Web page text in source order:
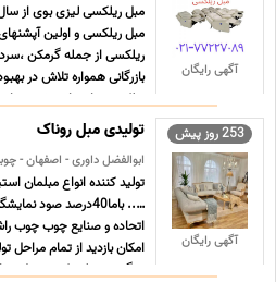
آگهی رایگان
مبل ریلکسی و اولین
ریلکسی از جمله گرمکن
بازرگانی همواره تلاش در
ریلکسی و احترام مشتری را
253 روز پیش
آگهی رایگان
تولیدی مبل روناک
ابوالفضل داوری - اصفهان -
تولید کننده انواع مبلمان
….. باما40درصد صود
امکان بازدید از تمام مراحل
بزرگترین تولید کننده